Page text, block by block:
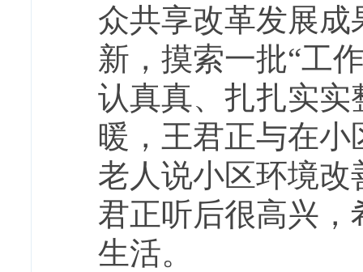
众共享改革发展成
新，摸索一批“工
认真真、扎扎实实
暖， 王君正与在小
老人说小区环境
君正听后很高兴
生活。